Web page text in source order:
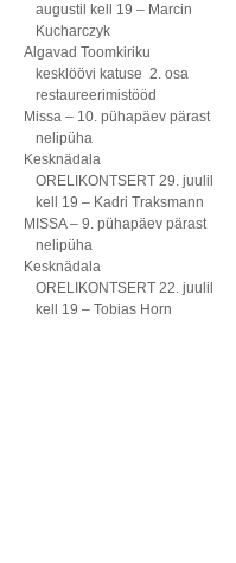
augustil kell 19 – Marcin
Kucharczyk
Algavad Toomkiriku
kesklöövi katuse 2. osa
restaureerimistööd
Missa – 10. pühapäev pärast
nelipüha
Kesknädala
ORELIKONTSERT 29. juulil
kell 19 – Kadri Traksmann
MISSA – 9. pühapäev pärast
nelipüha
Kesknädala
ORELIKONTSERT 22. juulil
kell 19 – Tobias Horn